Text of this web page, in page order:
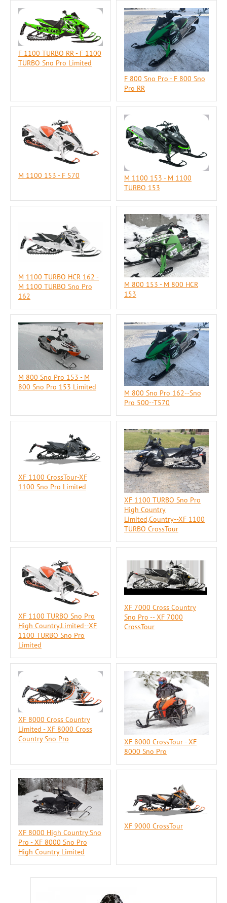
F 1100 TURBO RR - F 1100
TURBO Sno Pro Limited
F 800 Sno Pro - F 800 Sno
Pro RR
M 1100 153 - F 570
M 1100 153 - M 1100
TURBO 153
M 1100 TURBO HCR 162 -
M 1100 TURBO Sno Pro
162
M 800 153 - M 800 HCR
153
M 800 Sno Pro 153 - M
800 Sno Pro 153 Limited
M 800 Sno Pro 162--Sno
Pro 500--T570
XF 1100 CrossTour-XF
1100 Sno Pro Limited
XF 1100 TURBO Sno Pro
High Country
Limited,Country--XF 1100
TURBO CrossTour
XF 1100 TURBO Sno Pro
High Country,Limited--XF
1100 TURBO Sno Pro
Limited
XF 7000 Cross Country
Sno Pro -- XF 7000
CrossTour
XF 8000 Cross Country
Limited - XF 8000 Cross
Country Sno Pro
XF 8000 CrossTour - XF
8000 Sno Pro
XF 8000 High Country Sno
Pro - XF 8000 Sno Pro
High Country Limited
XF 9000 CrossTour